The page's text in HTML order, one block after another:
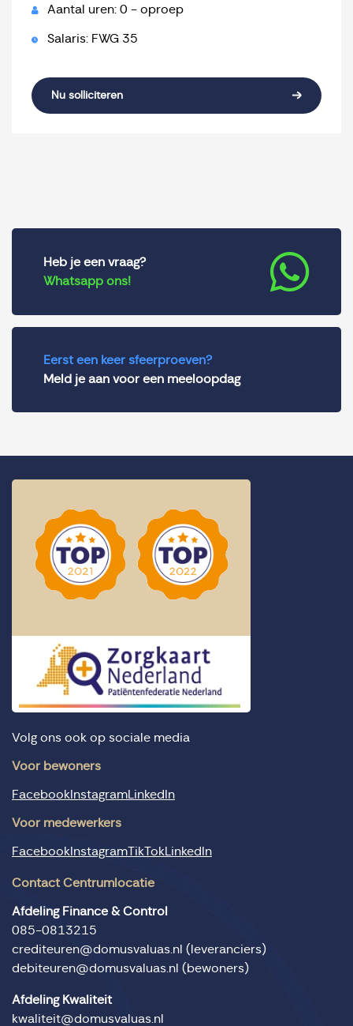
Aantal uren: 0 - oproep
Salaris: FWG 35
Nu solliciteren
Heb je een vraag?
Whatsapp ons!
Eerst een keer sfeerproeven?
Meld je aan voor een meeloopdag
Volg ons ook op sociale media
Voor bewoners
FacebookInstagramLinkedIn
Voor medewerkers
FacebookInstagramTikTokLinkedIn
Contact Centrumlocatie
Afdeling Finance & Control
085-0813215
crediteuren@domusvaluas.nl (leveranciers)
debiteuren@domusvaluas.nl (bewoners)
Afdeling Kwaliteit
kwaliteit@domusvaluas.nl